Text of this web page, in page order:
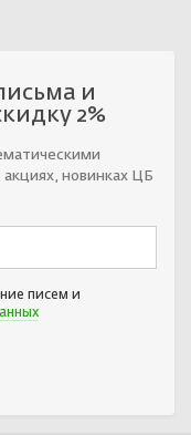
и
2%
новинках ЦБ
писем и